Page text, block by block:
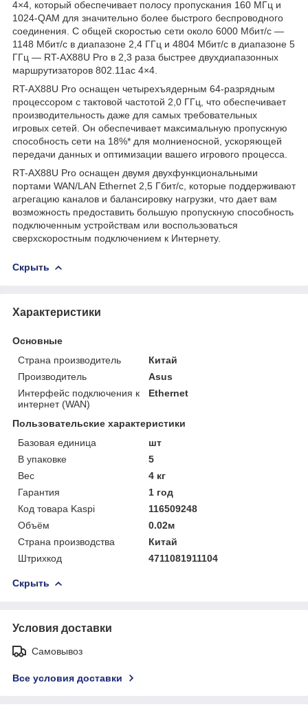
4×4, который обеспечивает полосу пропускания 160 МГц и
1024-QAM для значительно более быстрого беспроводного
соединения. С общей скоростью сети около 6000 Мбит/с —
1148 Мбит/с в диапазоне 2,4 ГГц и 4804 Мбит/с в диапазоне 5
ГГц — RT-AX88U Pro в 2,3 раза быстрее двухдиапазонных
маршрутизаторов 802.11ac 4×4.
RT-AX88U Pro оснащен четырехъядерным 64-разрядным
процессором с тактовой частотой 2,0 ГГц, что обеспечивает
производительность даже для самых требовательных
игровых сетей. Он обеспечивает максимальную пропускную
способность сети на 18%* для молниеносной, ускоряющей
передачи данных и оптимизации вашего игрового процесса.
RT-AX88U Pro оснащен двумя двухфункциональными
портами WAN/LAN Ethernet 2,5 Гбит/с, которые поддерживают
агрегацию каналов и балансировку нагрузки, что дает вам
возможность предоставить большую пропускную способность
подключенным устройствам или воспользоваться
сверхскоростным подключением к Интернету.
Скрыть
Характеристики
Основные
Страна производитель
Китай
Производитель
Asus
Интерфейс подключения к
интернет (WAN)
Ethernet
Пользовательские характеристики
Базовая единица
шт
В упаковке
5
Вес
4 кг
Гарантия
1 год
Код товара Kaspi
116509248
Объём
0.02м
Страна производства
Китай
Штрихкод
4711081911104
Скрыть
Условия доставки
Самовывоз
Все условия доставки